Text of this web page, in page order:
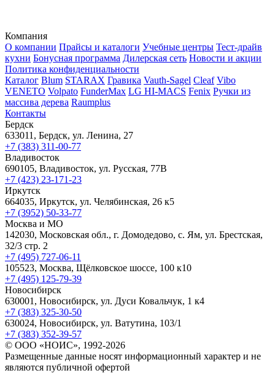
Компания
О компании Прайсы и каталоги Учебные центры Тест-драйв
кухни Бонусная программа Дилерская сеть Новости и акции
Политика конфиденциальности
Каталог Blum STARAX Гравика Vauth-Sagel Cleaf Vibo
VENETO Volpato FunderMax LG HI-MACS Fenix Ручки из
массива дерева Raumplus
Контакты
Бердск
633011, Бердск, ул. Ленина, 27
+7 (383) 311-00-77
Владивосток
690105, Владивосток, ул. Русская, 77В
+7 (423) 23-171-23
Иркутск
664035, Иркутск, ул. Челябинская, 26 к5
+7 (3952) 50-33-77
Москва и МО
142030, Московская обл., г. Домодедово, с. Ям, ул. Брестская,
32/3 стр. 2
+7 (495) 727-06-11
105523, ​Москва, Щёлковское шоссе, 100 к10
+7 (495) 125-79-39
Новосибирск
630001, Новосибирск, ул. Дуси Ковальчук, 1 к4
+7 (383) 325-30-50
630024, Новосибирск, ул. Ватутина, 103/1
+7 (383) 352-39-57
© ООО «НОИС», 1992-2026
Размещенные данные носят информационный характер и не
являются публичной офертой